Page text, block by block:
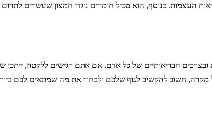
העצמות. בנוסף, הוא מכיל חומרים נוגדי חמצון שעשויים
ובצרכים הבריאותיים של כל אדם. אם אתם רגישים ללקטוז,
מקרה, חשוב להקשיב לגוף שלכם ולבחור את מה שמתאים לכם